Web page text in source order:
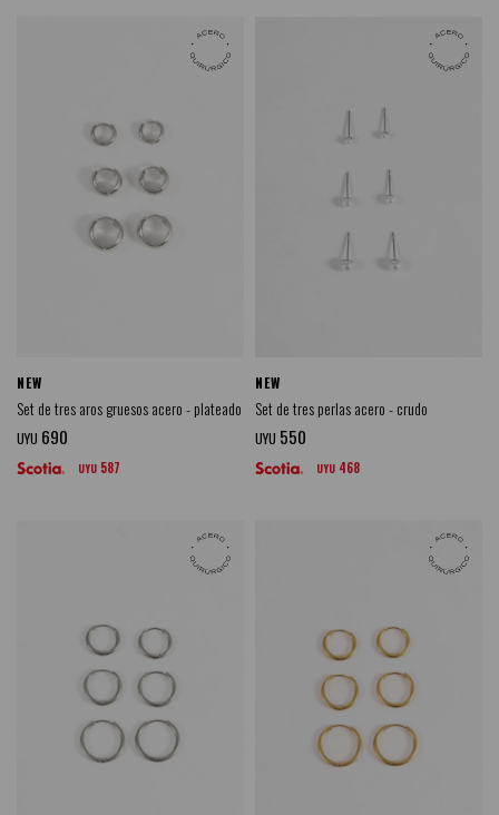
NEW
Set de tres aros gruesos acero - plateado
UYU 690
UYU 587
NEW
Set de tres perlas acero - crudo
UYU 550
UYU 468